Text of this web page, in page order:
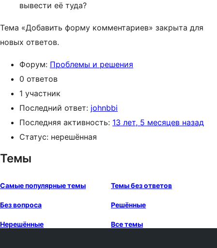
вывести её туда?
Тема «Добавить форму комментариев» закрыта для
новых ответов.
Форум: Проблемы и решения
0 ответов
1 участник
Последний ответ: johnbbi
Последняя активность: 13 лет, 5 месяцев назад
Статус: нерешённая
Темы
Самые популярные темы Темы без ответов
Без вопроса Решённые
Нерешённые Все темы